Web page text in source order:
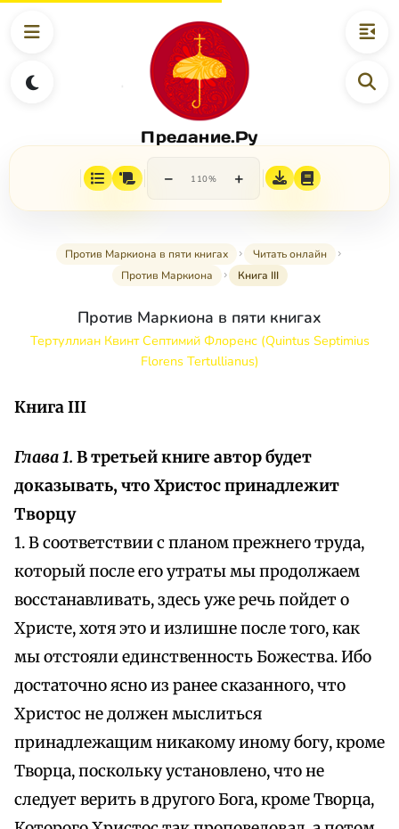
Предание.Ру
− 110% +
Против Маркиона в пяти книгах
Читать онлайн
Против Маркиона
Книга III
Против Маркиона в пяти книгах
Тертуллиан Квинт Септимий Флоренс (Quintus Septimius
Florens Tertullianus)
Книга III
Глава 1. В третьей книге автор будет
доказывать, что Христос принадлежит
Творцу
1. В соответствии с планом прежнего труда,
который после его утраты мы продолжаем
восстанавливать, здесь уже речь пойдет о
Христе, хотя это и излишне после того, как
мы отстояли единственность Божества. Ибо
достаточно ясно из ранее сказанного, что
Христос не должен мыслиться
принадлежащим никакому иному богу, кроме
Творца, поскольку установлено, что не
следует верить в другого Бога, кроме Творца,